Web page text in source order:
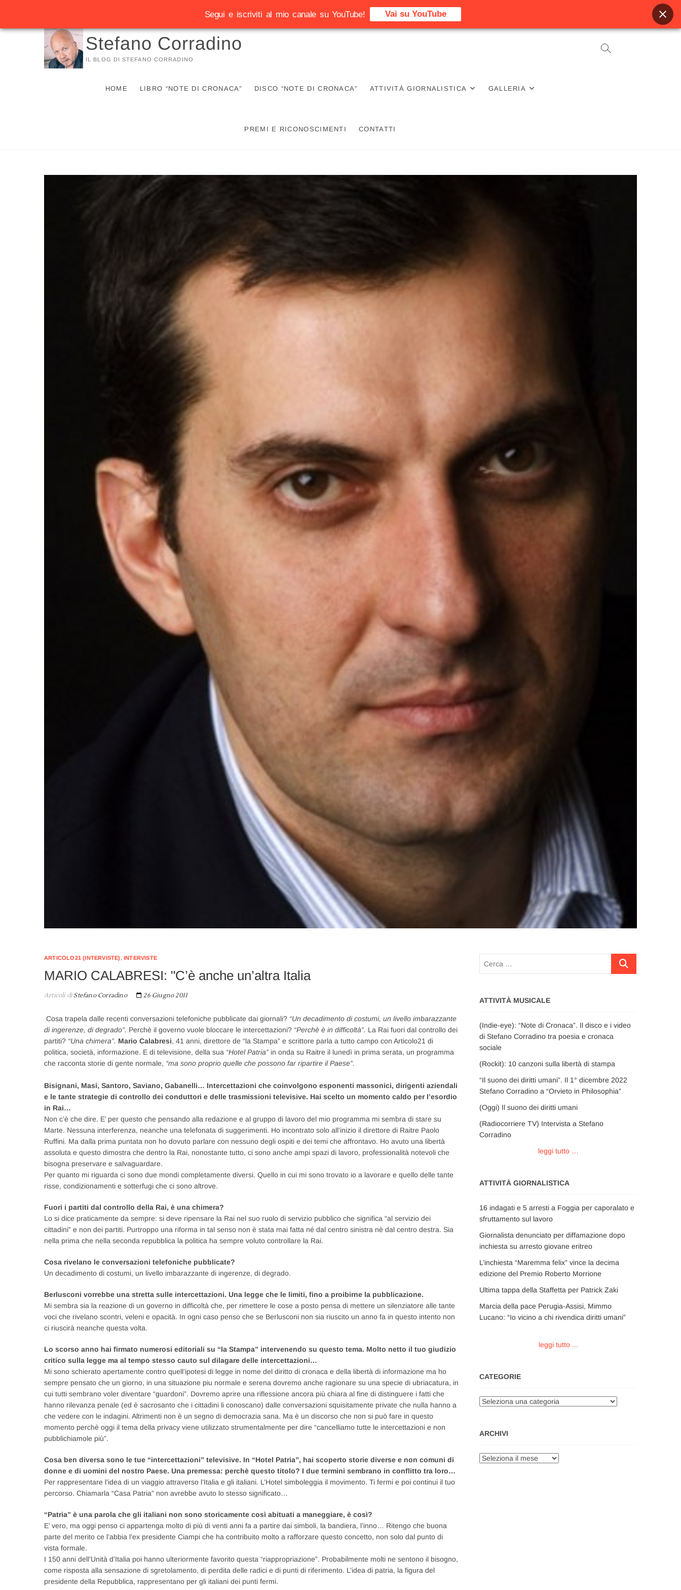
Vai
Stefano Corradino
IL BLOG DI STEFANO CORRADINO
HOME LIBRO “NOTE DI CRONACA” DISCO “NOTE DI CRONACA” ATTIVITÀ GIORNALISTICA GALLERIA
PREMI E RICONOSCIMENTI CONTATTI
ARTICOLO21 (INTERVISTE) ,INTERVISTE
MARIO CALABRESI: "C’è anche un’altra Italia
Articoli diStefano Corradino 26 Giugno 2011
Cosa trapela dalle recenti conversazioni telefoniche pubblicate dai giornali? “Un decadimento di costumi, un livello imbarazzante
di ingerenze, di degrado”. Perchè il governo vuole bloccare le intercettazioni? “Perchè è in difficoltà”. La Rai fuori dal controllo dei
partiti? “Una chimera”. Mario Calabresi, 41 anni, direttore de “la Stampa” e scrittore parla a tutto campo con Articolo21 di
politica, società, informazione. E di televisione, della sua “Hotel Patria” in onda su Raitre il lunedì in prima serata, un programma
che racconta storie di gente normale, “ma sono proprio quelle che possono far ripartire il Paese”.
Bisignani, Masi, Santoro, Saviano, Gabanelli… Intercettazioni che coinvolgono esponenti massonici, dirigenti aziendali
e le tante strategie di controllo dei conduttori e delle trasmissioni televisive. Hai scelto un momento caldo per l’esordio
in Rai…
Non c’è che dire. E’ per questo che pensando alla redazione e al gruppo di lavoro del mio programma mi sembra di stare su
Marte. Nessuna interferenza, neanche una telefonata di suggerimenti. Ho incontrato solo all’inizio il direttore di Raitre Paolo
Ruffini. Ma dalla prima puntata non ho dovuto parlare con nessuno degli ospiti e dei temi che affrontavo. Ho avuto una libertà
assoluta e questo dimostra che dentro la Rai, nonostante tutto, ci sono anche ampi spazi di lavoro, professionalità notevoli che
bisogna preservare e salvaguardare.
Per quanto mi riguarda ci sono due mondi completamente diversi. Quello in cui mi sono trovato io a lavorare e quello delle tante
risse, condizionamenti e sotterfugi che ci sono altrove.
Fuori i partiti dal controllo della Rai, è una chimera?
Lo si dice praticamente da sempre: si deve ripensare la Rai nel suo ruolo di servizio pubblico che significa “al servizio dei
cittadini” e non dei partiti. Purtroppo una riforma in tal senso non è stata mai fatta né dal centro sinistra nè dal centro destra. Sia
nella prima che nella seconda repubblica la politica ha sempre voluto controllare la Rai.
Cosa rivelano le conversazioni telefoniche pubblicate?
Un decadimento di costumi, un livello imbarazzante di ingerenze, di degrado.
Berlusconi vorrebbe una stretta sulle intercettazioni. Una legge che le limiti, fino a proibirne la pubblicazione.
Mi sembra sia la reazione di un governo in difficoltà che, per rimettere le cose a posto pensa di mettere un silenziatore alle tante
voci che rivelano scontri, veleni e opacità. In ogni caso penso che se Berlusconi non sia riuscito un anno fa in questo intento non
ci riuscirà neanche questa volta.
Lo scorso anno hai firmato numerosi editoriali su “la Stampa” intervenendo su questo tema. Molto netto il tuo giudizio
critico sulla legge ma al tempo stesso cauto sul dilagare delle intercettazioni…
Mi sono schierato apertamente contro quell’ipotesi di legge in nome del diritto di cronaca e della libertà di informazione ma ho
sempre pensato che un giorno, in una situazione piu normale e serena dovremo anche ragionare su una specie di ubriacatura, in
cui tutti sembrano voler diventare “guardoni”. Dovremo aprire una riflessione ancora più chiara al fine di distinguere i fatti che
hanno rilevanza penale (ed è sacrosanto che i cittadini li conoscano) dalle conversazioni squisitamente private che nulla hanno a
che vedere con le indagini. Altrimenti non è un segno di democrazia sana. Ma è un discorso che non si può fare in questo
momento perchè oggi il tema della privacy viene utilizzato strumentalmente per dire “cancelliamo tutte le intercettazioni e non
pubblichiamole più”.
Cosa ben diversa sono le tue “intercettazioni” televisive. In “Hotel Patria”, hai scoperto storie diverse e non comuni di
donne e di uomini del nostro Paese. Una premessa: perchè questo titolo? I due termini sembrano in conflitto tra loro…
Per rappresentare l’idea di un viaggio attraverso l’Italia e gli italiani. L’Hotel simboleggia il movimento. Ti fermi e poi continui il tuo
percorso. Chiamarla “Casa Patria” non avrebbe avuto lo stesso significato…
“Patria” è una parola che gli italiani non sono storicamente così abituati a maneggiare, è così?
E’ vero, ma oggi penso ci appartenga molto di più di venti anni fa a partire dai simboli, la bandiera, l’inno… Ritengo che buona
parte del merito ce l’abbia l’ex presidente Ciampi che ha contribuito molto a rafforzare questo concetto, non solo dal punto di
vista formale.
I 150 anni dell’Unità d’Italia poi hanno ulteriormente favorito questa “riappropriazione”. Probabilmente molti ne sentono il bisogno,
come risposta alla sensazione di sgretolamento, di perdita delle radici e di punti di riferimento. L’idea di patria, la figura del
presidente della Repubblica, rappresentano per gli italiani dei punti fermi.
Cerca
ATTIVITÀ MUSICALE
(Indie-eye): “Note di Cronaca”. Il disco e i video
di Stefano Corradino tra poesia e cronaca
sociale
(Rockit): 10 canzoni sulla libertà di stampa
“Il suono dei diritti umani”. Il 1° dicembre 2022
Stefano Corradino a “Orvieto in Philosophia”
(Oggi) Il suono dei diritti umani
(Radiocorriere TV) Intervista a Stefano
Corradino
leggi tutto …
ATTIVITÀ GIORNALISTICA
16 indagati e 5 arresti a Foggia per caporalato e
sfruttamento sul lavoro
Giornalista denunciato per diffamazione dopo
inchiesta su arresto giovane eritreo
L’inchiesta “Maremma felix” vince la decima
edizione del Premio Roberto Morrione
Ultima tappa della Staffetta per Patrick Zaki
Marcia della pace Perugia-Assisi, Mimmo
Lucano: “Io vicino a chi rivendica diritti umani”
leggi tutto ...
CATEGORIE
Categorie
ARCHIVI
Archivi
Segui e iscriviti al mio canale su YouTube! Vai su YouTube